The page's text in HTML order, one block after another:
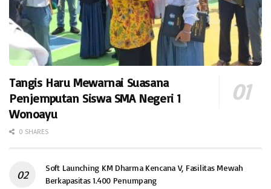
Tangis Haru Mewarnai Suasana
Penjemputan Siswa SMA Negeri 1
Wonoayu
0 SHARES
Soft Launching KM Dharma Kencana V, Fasilitas Mewah
Berkapasitas 1.400 Penumpang